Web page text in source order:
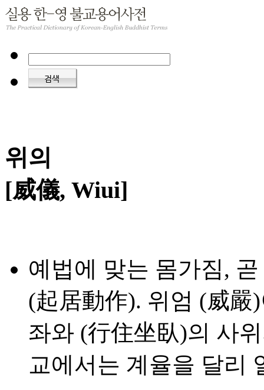
위의
[威儀, Wiui]
예법에 맞는 몸가짐,
(起居動作). 위엄 (威嚴
좌와 (行住坐臥)의 사
교에서는 계율을 달리